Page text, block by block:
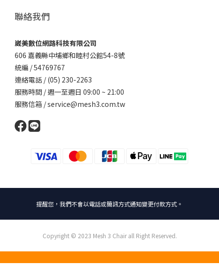
聯絡我們
崴美數位網路科技有限公司
606 嘉義縣中埔鄉和睦村公館54-8號
統編 / 54769767
連絡電話 / (05) 230-2263
服務時間 / 週一至週日 09:00 ~ 21:00
服務信箱 / service@mesh3.com.tw
提醒您，我們不會以電話或簡訊方式通知變更付款方式。
Copyright © 2023 Mesh 3 Chair all Right Reserved.